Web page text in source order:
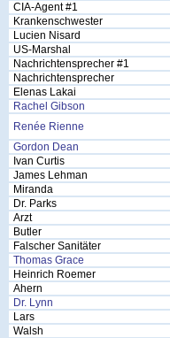
CIA-Agent #1
Krankenschwester
Lucien Nisard
US-Marshal
Nachrichtensprecher #1
Nachrichtensprecher
Elenas Lakai
Rachel Gibson
Renée Rienne
Gordon Dean
Ivan Curtis
James Lehman
Miranda
Dr. Parks
Arzt
Butler
Falscher Sanitäter
Thomas Grace
Heinrich Roemer
Ahern
Dr. Lynn
Lars
Walsh